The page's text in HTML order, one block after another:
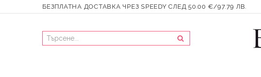
БЕЗПЛАТНА ДОСТАВКА ЧРЕЗ SPEEDY СЛЕД 50.00 €/97.79 ЛВ.